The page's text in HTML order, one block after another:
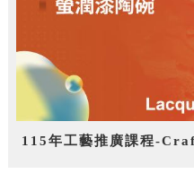
115年工藝推廣課程-